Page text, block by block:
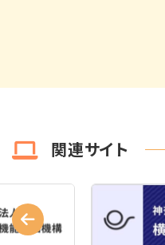
関連サイト